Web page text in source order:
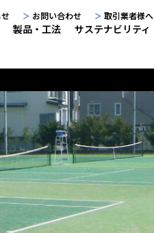
製品・工法 サステナビリティ
お問い合わせ 取引業者様へ